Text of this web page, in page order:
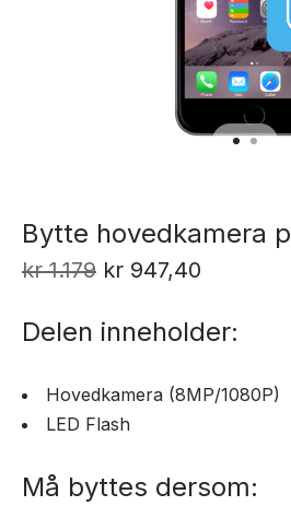
Bytte hovedkamera
kr1.179 Opprinnelig
var:
kr 1.179.
kr 947,40
er:
kr 947,40.
Delen inneholder:
Hovedkamera (8MP/1080P)
LED Flash
Må byttes dersom: